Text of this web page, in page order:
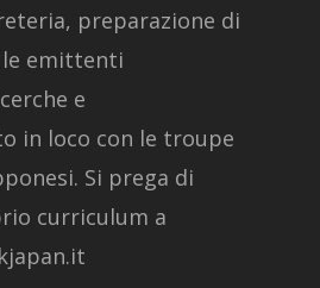
preparazione di
emittenti
e
in loco con le troupe
Si prega di
curriculum a